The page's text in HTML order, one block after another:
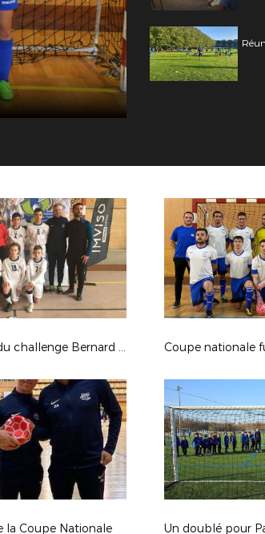
La 2ème journée du challenge Bernard TURPIN
la Coupe Nationale Un doublé pour